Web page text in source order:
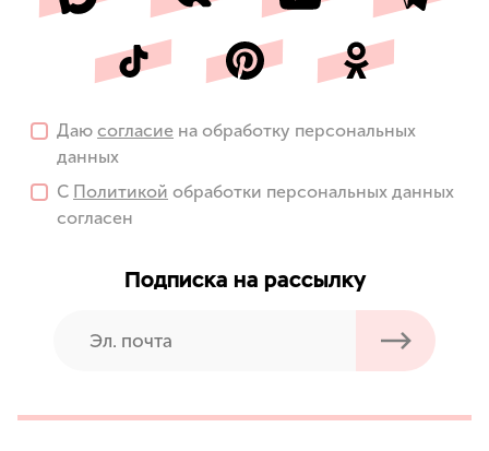
Даю согласие на обработку персональных
данных
С Политикой обработки персональных данных
согласен
Подписка на рассылку